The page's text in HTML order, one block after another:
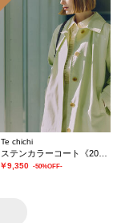
Te chichi
ステンカラーコート《2026 spring catalog item》
￥9,350 -50%OFF-